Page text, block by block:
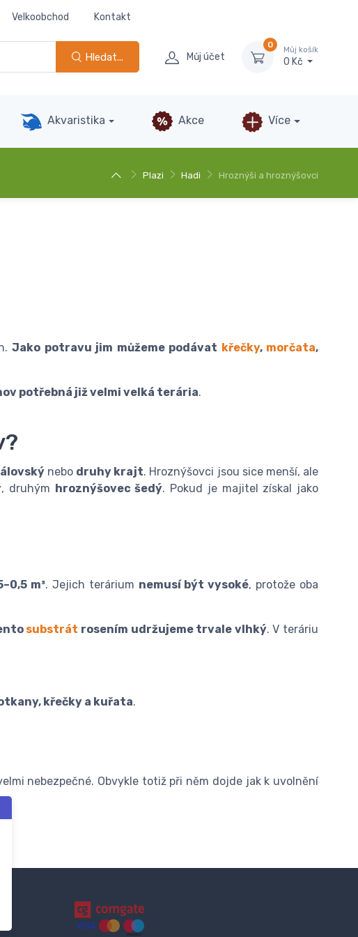
Velkoobchod Kontakt
Hledat... Můj účet
0
Můj košík
0 Kč
Akvaristika Akce Více
Plazi Hadi Hroznýši a hroznýšovci
Jako potravu jim můžeme podávat křečky, morčata,
potřebná již velmi velká terária.
nebo druhy krajt. Hroznýšovci jsou sice menší, ale
, druhým hroznýšovec šedý. Pokud je majitel získal jako
m³. Jejich terárium nemusí být vysoké, protože oba
substrát rosením udržujeme trvale vlhký. V teráriu
křečky a kuřata.
nebezpečné. Obvykle totiž při něm dojde jak k uvolnění